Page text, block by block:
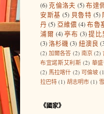
(6) 克倫洛夫 (5)布達
安斯基 (5) 貝魯特 (5)
丹 (5) 亞維儂 (4) 布魯
浦爾 (4) 亭布 (3) 提比
(3)洛杉磯 (3) 紐澳良
(2) 加爾各答 (2) 南京 (2)
布宜諾斯艾利斯 (2) 華
(2) 馬拉喀什 (2) 可倫坡
拉巴特 (1) 胡志明市 (1)
《國家》